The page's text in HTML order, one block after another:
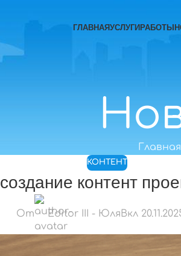
ГЛАВНАЯУСЛУГИРАБОТЫ
Главная
КОНТЕНТ
создание контент
От Editor III - Юля Вкл